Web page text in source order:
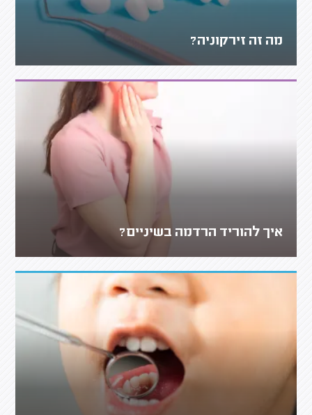
מה זה זירקוניה?
איך להוריד הרדמה בשיניים?